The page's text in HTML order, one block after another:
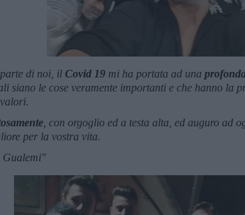
di noi, il Covid 19 mi ha portata ad una
siano le cose veramente importanti e che hanno la
, con orgoglio ed a testa alta, ed auguro ad
per la vostra vita.
Gualemi"